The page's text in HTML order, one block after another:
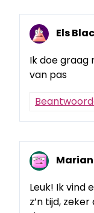
Els
Ik doe graag
van pas
Marian
Leuk! Ik vind
z’n tijd,